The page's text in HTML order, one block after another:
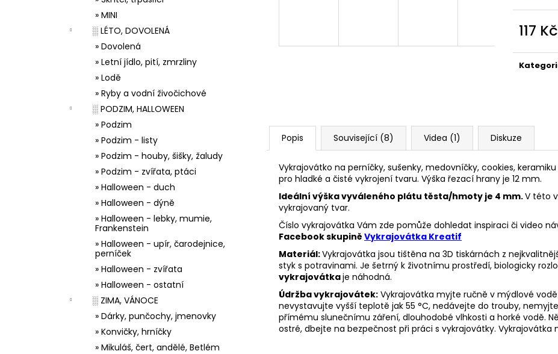
» MINI
░ LÉTO, DOVOLENÁ
» Dovolená
» Letní jídlo, pití, zmrzliny
» Lodě
» Ryby a vodní živočichové
░ PODZIM, HALLOWEEN
» Podzim
» Podzim - listy
» Podzim - houby, šišky, žaludy
» Podzim - zvířata, ptáci
» Halloween - duch
» Halloween - dýně
» Halloween - lebky, mumie,
Frankenstein
» Halloween - upír, čarodejnice,
perníček
» Halloween - zvířata
» Halloween - ostatní
░ ZIMA, VÁNOCE
» Dárky, punčochy, jmenovky
» Konvičky, hrníčky
» Mikuláš, čert, andělé, Betlém
117 Kč
cena:
Popis Související (8) Videa (1) Diskuze
Vykrajovátko na perníčky, sušenky, medovníčky, cookies,
pro hladké a čisté vykrojení tvaru. Výška řezací hrany je 12 mm.
Ideální výška vyváleného plátu těsta/hmoty je 4 mm.V této
vykrajovaný tvar.
Číslo vykrajovátka Vám zde pomůže dohledat inspiraci či video
Facebook skupině Vykrajovátka Kreatif
Materiál:Vykrajovátka jsou tištěna na 3D tiskárnách z
styk s potravinami. Je šetrný k životnímu prostředí, biologicky
vykrajovátkaje náhodná.
Údržba vykrajovátek: Vykrajovátka myjte ručně v mýdlové
nevystavujte vyšší teplotě jak 55 °C, nedávejte do trouby,
přímému slunečnímu záření, dlouhodobé vlhkosti a horké vodě.
ostré, dbejte na bezpečnost při práci s vykrajovátky.
33001 ZDOBÍCÍ SÁČEK